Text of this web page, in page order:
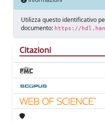
Utilizza questo identificativo
documento: https://
Citazioni